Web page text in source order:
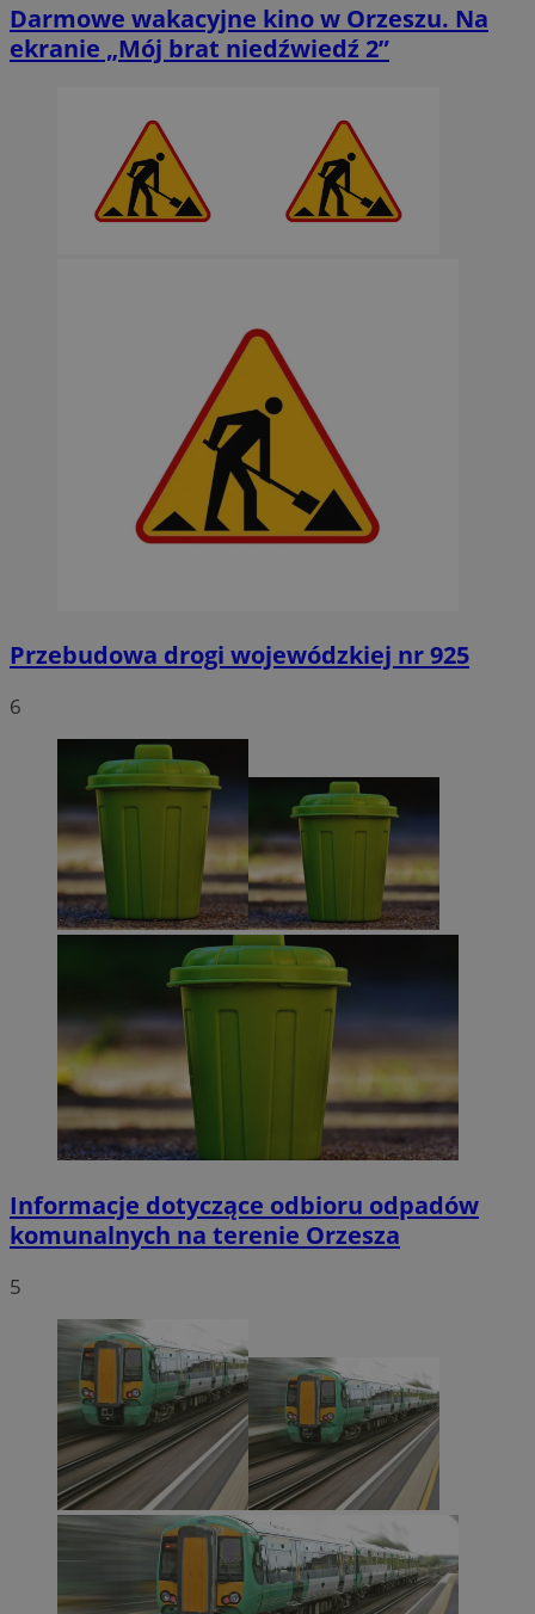
Darmowe wakacyjne kino w Orzeszu. Na
ekranie „Mój brat niedźwiedź 2”
Przebudowa drogi wojewódzkiej nr 925
6
Informacje dotyczące odbioru odpadów
komunalnych na terenie Orzesza
5